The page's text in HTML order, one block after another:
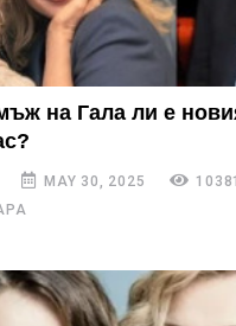
на Гала ли е
MAY 30, 2025
10381